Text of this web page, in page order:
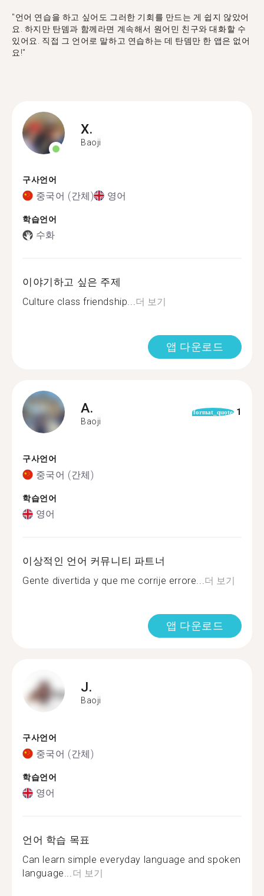
"언어 연습을 하고 싶어도 그러한 기회를 만드는 게 쉽지 않았어
요. 하지만 탄뎀과 함께라면 계속해서 원어민 친구와 대화할 수
있어요. 직접 그 언어로 말하고 연습하는 데 탄뎀만 한 앱은 없어
요!"
X.
Baoji
구사언어
중국어 (간체) 영어
학습언어
수화
이야기하고 싶은 주제
Culture class friendship...더 보기
앱 다운로드
A.
Baoji
format_quote 1
구사언어
중국어 (간체)
학습언어
영어
이상적인 언어 커뮤니티 파트너
Gente divertida y que me corrije errore...더 보기
앱 다운로드
J.
Baoji
구사언어
중국어 (간체)
학습언어
영어
언어 학습 목표
Can learn simple everyday language and spoken
language...더 보기